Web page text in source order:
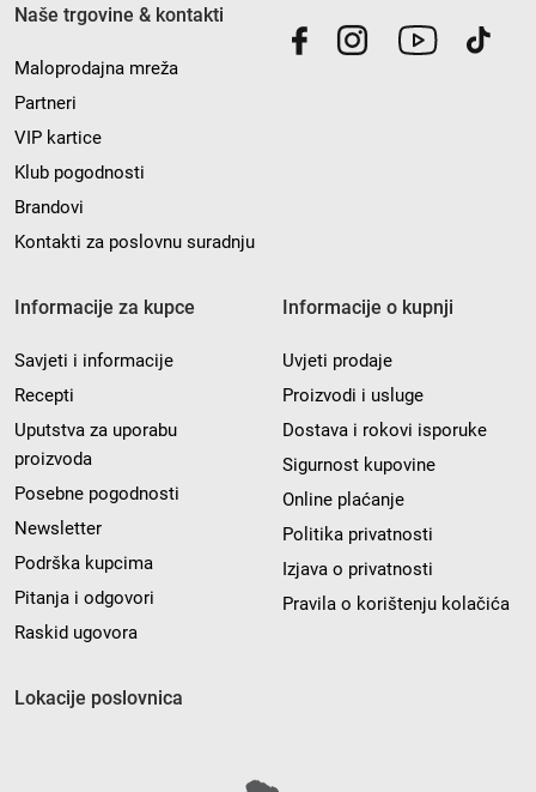
Naše trgovine & kontakti
Maloprodajna mreža
Partneri
VIP kartice
Klub pogodnosti
Brandovi
Kontakti za poslovnu suradnju
Informacije za kupce
Savjeti i informacije
Recepti
Uputstva za uporabu
proizvoda
Posebne pogodnosti
Newsletter
Podrška kupcima
Pitanja i odgovori
Raskid ugovora
Informacije o kupnji
Uvjeti prodaje
Proizvodi i usluge
Dostava i rokovi isporuke
Sigurnost kupovine
Online plaćanje
Politika privatnosti
Izjava o privatnosti
Pravila o korištenju kolačića
Lokacije poslovnica